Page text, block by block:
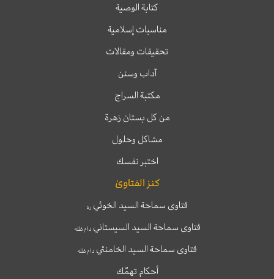
كتابة الوصية
مناسبات إسلامية
تحقيقات ومقالات
آداب وسنن
مكتبة السراج
من كل بستان زهرة
مشاكل وحلول
اختبر نفسك
كنز الفتاوىٰ
فتاوى سماحة السيد الخوئيره
فتاوى سماحة السيد السيستانيدام ظله
فتاوى سماحة السيد الخامنئي دام ظله
أحكام تهمّك